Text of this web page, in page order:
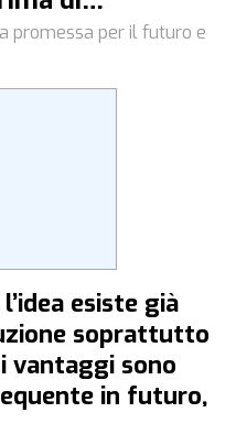
promessa per il futuro e
esiste già
soprattutto
vantaggi sono
in futuro,